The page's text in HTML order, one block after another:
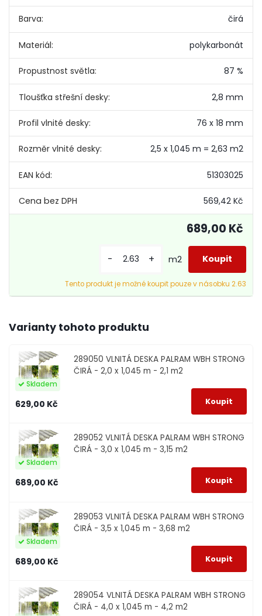
Barva: čirá
Materiál: polykarbonát
Propustnost světla: 87 %
Tloušťka střešní desky: 2,8 mm
Profil vlnité desky: 76 x 18 mm
Rozměr vlnité desky: 2,5 x 1,045 m = 2,63 m2
EAN kód: 51303025
569,42 Kč
689,00 Kč
- + m2
Tento produkt je možné koupit pouze v násobku 2.63
Varianty tohoto produktu
289050 VLNITÁ DESKA PALRAM WBH STRONG
ČIRÁ - 2,0 x 1,045 m - 2,1 m2
Skladem
629,00 Kč
289052 VLNITÁ DESKA PALRAM WBH STRONG
ČIRÁ - 3,0 x 1,045 m - 3,15 m2
Skladem
689,00 Kč
289053 VLNITÁ DESKA PALRAM WBH STRONG
ČIRÁ - 3,5 x 1,045 m - 3,68 m2
Skladem
689,00 Kč
289054 VLNITÁ DESKA PALRAM WBH STRONG
ČIRÁ - 4,0 x 1,045 m - 4,2 m2